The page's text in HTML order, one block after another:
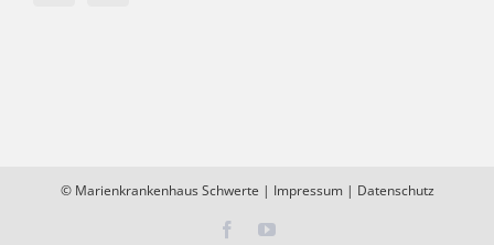
© Marienkrankenhaus Schwerte | Impressum| Datenschutz
FacebookYouTube